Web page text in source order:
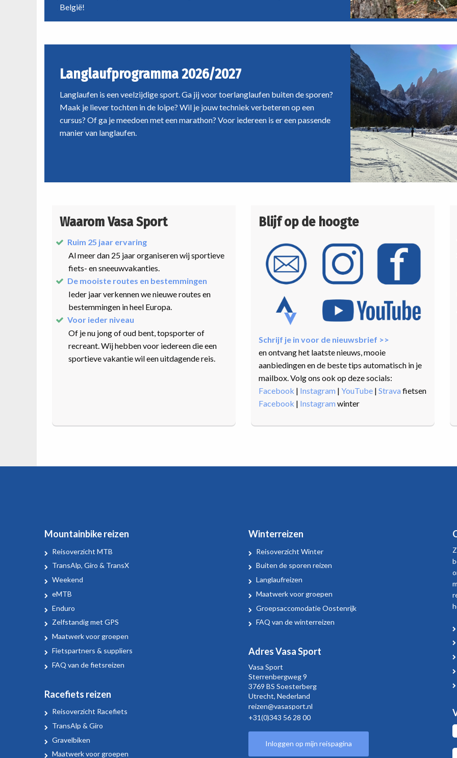
België!
Langlaufprogramma 2026/2027
Langlaufen is een veelzijdige sport. Ga jij voor toerlanglaufen buiten de sporen?
Maak je liever tochten in de loipe? Wil je jouw techniek verbeteren op een
cursus? Of ga je meedoen met een marathon? Voor iedereen is er een passende
manier van langlaufen.
Waarom Vasa Sport
Ruim 25 jaar ervaring
Al meer dan 25 jaar organiseren wij sportieve
fiets- en sneeuwvakanties.
De mooiste routes en bestemmingen
Ieder jaar verkennen we nieuwe routes en
bestemmingen in heel Europa.
Voor ieder niveau
Of je nu jong of oud bent, topsporter of
recreant. Wij hebben voor iedereen die een
sportieve vakantie wil een uitdagende reis.
Blijf op de hoogte
Schrijf je in voor de nieuwsbrief >>
en ontvang het laatste nieuws, mooie
aanbiedingen en de beste tips automatisch in je
mailbox. Volg ons ook op deze socials:
Facebook | Instagram | YouTube | Strava fietsen
Facebook | Instagram winter
Mountainbike reizen
Reisoverzicht MTB
TransAlp, Giro & TransX
Weekend
eMTB
Enduro
Zelfstandig met GPS
Maatwerk voor groepen
Fietspartners & suppliers
FAQ van de fietsreizen
Racefiets reizen
Reisoverzicht Racefiets
TransAlp & Giro
Gravelbiken
Maatwerk voor groepen
Winterreizen
Reisoverzicht Winter
Buiten de sporen reizen
Langlaufreizen
Maatwerk voor groepen
Groepsaccomodatie Oostenrijk
FAQ van de winterreizen
Adres Vasa Sport
Vasa Sport
Sterrenbergweg9
3769 BS Soesterberg
Utrecht, Nederland
reizen@vasasport.nl
+31(0)343 56 28 00
Inloggen op mijn reispagina